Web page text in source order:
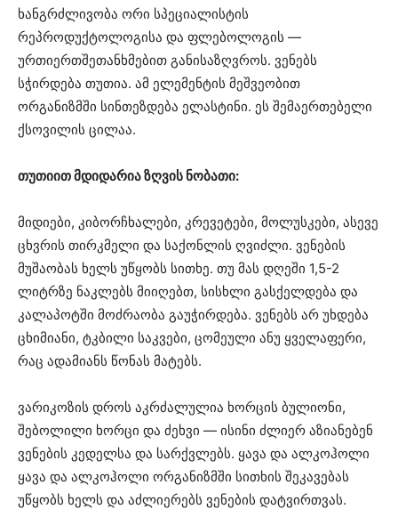
ხანგრძლივობა ორი სპეციალისტის
რეპროდუქტოლოგისა და ფლებოლოგის —
ურთიერთშეთანხმებით განისაზღვროს. ვენებს
სჭირდება თუთია. ამ ელემენტის მეშვეობით
ორგანიზმში სინთეზდება ელასტინი. ეს შემაერთებელი
ქსოვილის ცილაა.
თუთიით მდიდარია ზღვის ნობათი:
მიდიები, კიბორჩხალები, კრევეტები, მოლუსკები, ასევე
ცხვრის თირკმელი და საქონლის ღვიძლი. ვენების
მუშაობას ხელს უწყობს სითხე. თუ მას დღეში 1,5-2
ლიტრზე ნაკლებს მიიღებთ, სისხლი გასქელდება და
კალაპოტში მოძრაობა გაუჭირდება. ვენებს არ უხდება
ცხიმიანი, ტკბილი საკვები, ცომეული ანუ ყველაფერი,
რაც ადამიანს წონას მატებს.
ვარიკოზის დროს აკრძალულია ხორცის ბულიონი,
შებოლილი ხორცი და ძეხვი — ისინი ძლიერ აზიანებენ
ვენების კედელსა და სარქვლებს. ყავა და ალკოჰოლი
ყავა და ალკოჰოლი ორგანიზმში სითხის შეკავებას
უწყობს ხელს და აძლიერებს ვენების დატვირთვას.